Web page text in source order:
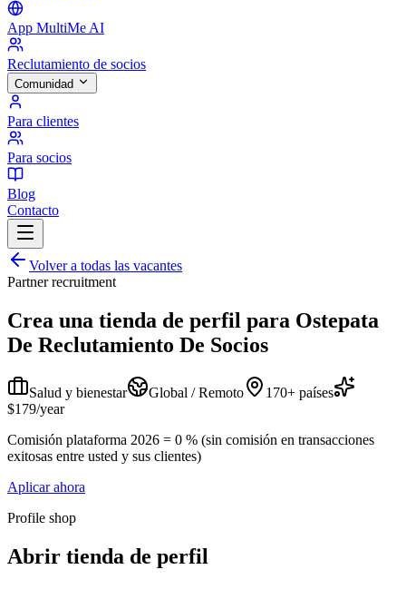
App MultiMe AI
Reclutamiento de socios
Comunidad
Para clientes
Para socios
Blog
Contacto
Volver a todas las vacantes
Partner recruitment
Crea una tienda de perfil para Ostepata
De Reclutamiento De Socios
Salud y bienestar Global / Remoto
170+ países
$179/year
Comisión plataforma 2026 = 0 % (sin comisión en transacciones
exitosas entre usted y sus clientes)
Aplicar ahora
Profile shop
Abrir tienda de perfil